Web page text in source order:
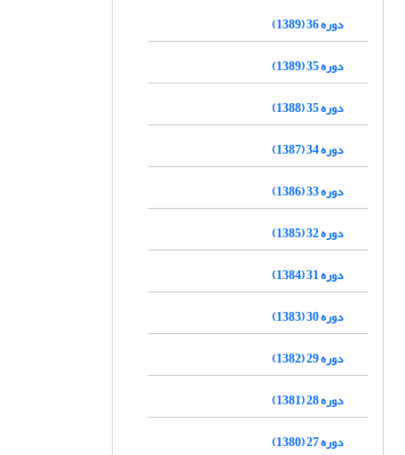
دوره 36 (1389)
دوره 35 (1389)
دوره 35 (1388)
دوره 34 (1387)
دوره 33 (1386)
دوره 32 (1385)
دوره 31 (1384)
دوره 30 (1383)
دوره 29 (1382)
دوره 28 (1381)
دوره 27 (1380)